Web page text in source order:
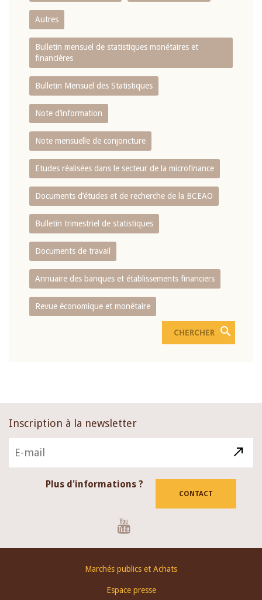
Autres
Bulletin mensuel de statistiques monétaires et
financières
Bulletin Mensuel des Statistiques
Note d’information
Note mensuelle de conjoncture
Etudes réalisées dans le secteur de la microfinance
Documents d’études et de recherche de la BCEAO
Bulletin trimestriel de statistiques
Documents de travail
Annuaire des banques et établissements financiers
Revue économique et monétaire
Inscription à la newsletter
Plus d'informations ?
CONTACT
Marchés publics et Achats
Espace presse